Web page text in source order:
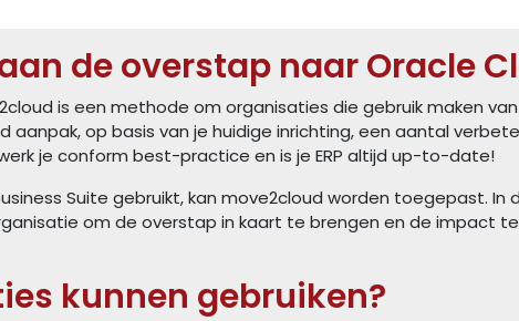
de overstap naar Oracle
is een methode om organisaties die gebruik maken
aanpak, op basis van je huidige inrichting, een aantal
je conform best-practice en is je ERP altijd up-to-date!
Suite gebruikt, kan move2cloud worden toegepast. In
om de overstap in kaart te brengen en de impact
kunnen gebruiken?